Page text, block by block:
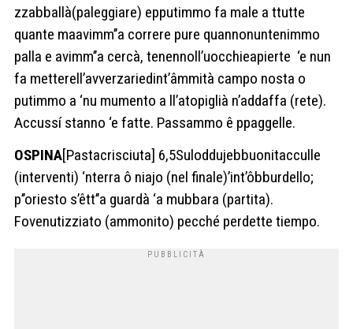
zzabballà(paleggiare) epputimmo fa male a ttutte
quante maavimm’’a correre pure quannonuntenimmo
palla e avimm’’a cercà, tenennoll’uocchieapierte ‘e nun
fa metterell’avverzariedint’âmmità campo nosta o
putimmo a ‘nu mumento a ll’atopiglià n’addaffa (rete).
Accussí stanno ‘e fatte. Passammo ê ppaggelle.
OSPINA[Pastacrisciuta] 6,5Suloddujebbuonitacculle
(interventi) ‘nterra ô niajo (nel finale)’int’ôbburdello;
p’’oriesto s’êtt’’a guardà ‘a mubbara (partita).
Fovenutizziato (ammonito) pecché perdette tiempo.